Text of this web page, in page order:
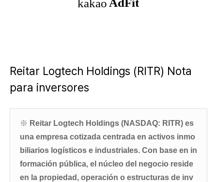
Reitar Logtech Holdings (RITR) Nota
para inversores
※ Reitar Logtech Holdings (NASDAQ: RITR) es
una empresa cotizada centrada en activos inmo
biliarios logísticos e industriales. Con base en in
formación pública, el núcleo del negocio reside
en la propiedad, operación o estructuras de inv